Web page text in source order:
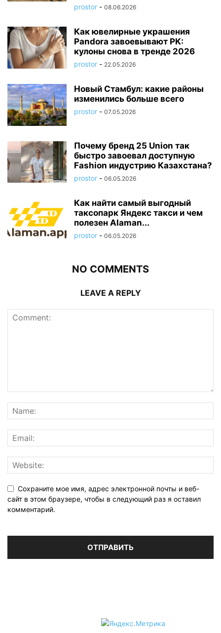
prostor - 08.06.2026
Как ювелирные украшения
Pandora завоевывают РК:
кулоны снова в тренде 2026
prostor - 22.05.2026
Новый Стамбул: какие районы
изменились больше всего
prostor - 07.05.2026
Почему бренд 25 Union так
быстро завоевал доступную
Fashion индустрию Казахстана?
prostor - 06.05.2026
Как найти самый выгодный
таксопарк Яндекс такси и чем
полезен Alaman...
prostor - 06.05.2026
NO COMMENTS
LEAVE A REPLY
Сохраните мое имя, адрес электронной почты и веб-
сайт в этом браузере, чтобы в следующий раз я оставил
комментарий.